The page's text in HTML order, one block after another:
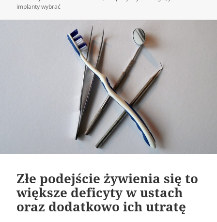
publikacji
implanty wybrać
Złe podejście żywienia się to
większe deficyty w ustach
oraz dodatkowo ich utratę